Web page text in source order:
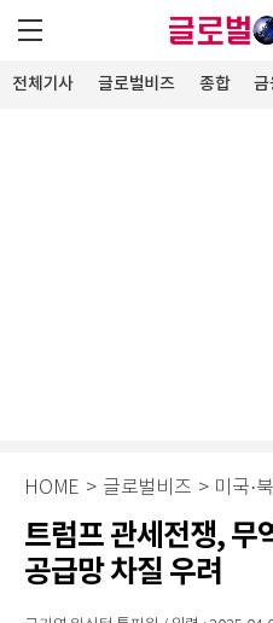
전체기사 글로벌비즈 종합 금
HOME > 글로벌비즈 > 미국·북
트럼프 관세전쟁, 무
공급망 차질 우려